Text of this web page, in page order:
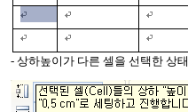
- 상하높이가 다른 셀을 선택한 상태